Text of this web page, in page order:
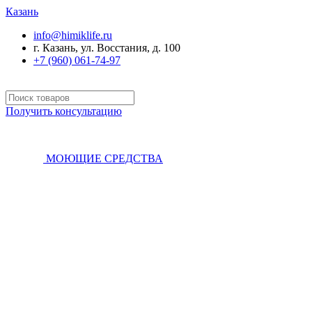
Казань
info@himiklife.ru
г. Казань, ул. Восстания, д. 100
+7 (960) 061-74-97
Получить консультацию
МОЮЩИЕ СРЕДСТВА